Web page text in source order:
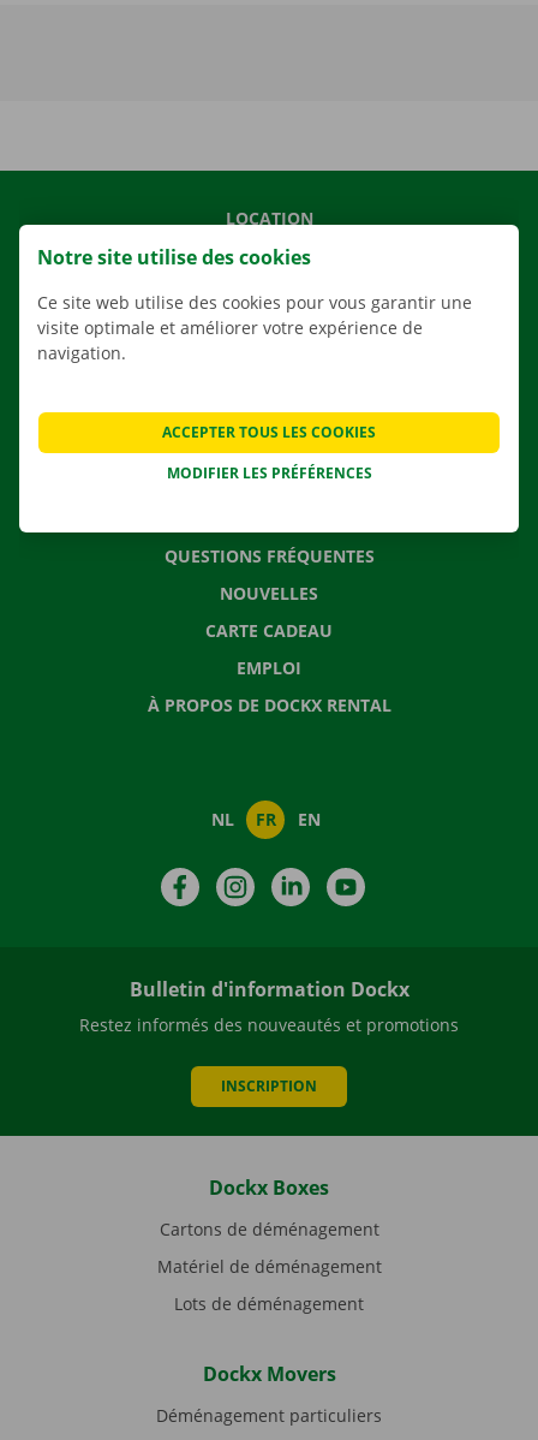
LOCATION
NOS VÉHICULES
NOS SERVICES
AGENCES
QUESTIONS FRÉQUENTES
NOUVELLES
CARTE CADEAU
EMPLOI
À PROPOS DE DOCKX RENTAL
NL FR EN
FacebookInstagramLinkedIn
Bulletin d'information Dockx
Restez informés des nouveautés et promotions
INSCRIPTION
Dockx Boxes
Cartons de déménagement
Matériel de déménagement
Lots de déménagement
Dockx Movers
Déménagement particuliers
Notre site utilise des cookies
Ce site web utilise des cookies pour vous garantir une
visite optimale et améliorer votre expérience de
navigation.
MODIFIER LES PRÉFÉRENCES
ACCEPTER TOUS LES COOKIES